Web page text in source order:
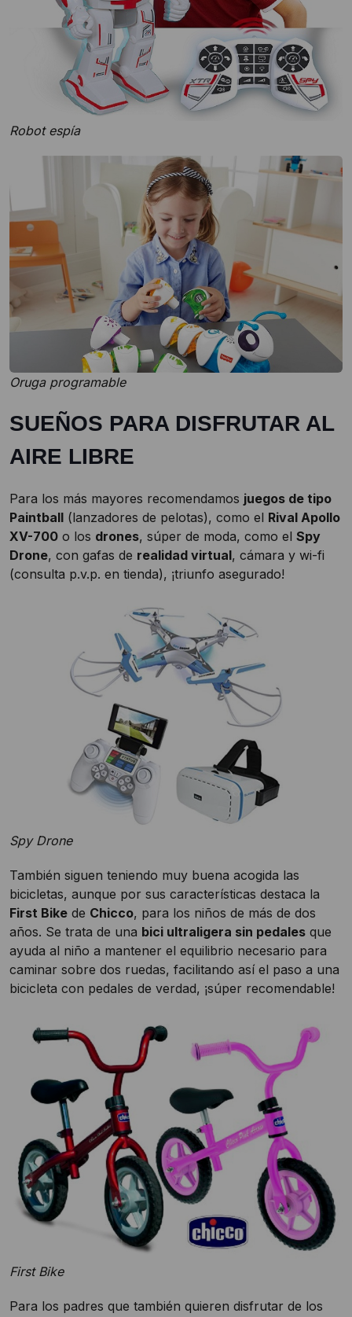
Robot espía
Oruga programable
SUEÑOS PARA DISFRUTAR AL
AIRE LIBRE
Para los más mayores recomendamos juegos de tipo
Paintball (lanzadores de pelotas), como el Rival Apollo
XV-700 o los drones, súper de moda, como el Spy
Drone, con gafas de realidad virtual, cámara y wi-fi
(consulta p.v.p. en tienda), ¡triunfo asegurado!
Spy Drone
También siguen teniendo muy buena acogida las
bicicletas, aunque por sus características destaca la
First Bike de Chicco, para los niños de más de dos
años. Se trata de una bici ultraligera sin pedales que
ayuda al niño a mantener el equilibrio necesario para
caminar sobre dos ruedas, facilitando así el paso a una
bicicleta con pedales de verdad, ¡súper recomendable!
First Bike
Para los padres que también quieren disfrutar de los